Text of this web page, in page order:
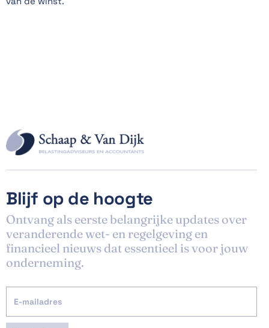
Blijf op de hoogte
Ontvang als eerste belangrijke updates over
veranderende wet- en regelgeving en
financieel nieuws dat essentieel is voor jouw
onderneming.